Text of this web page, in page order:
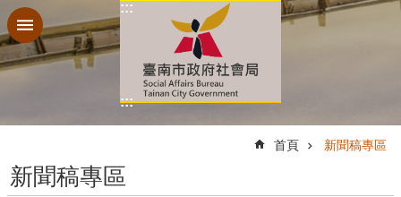
跳到主要內容區塊
:::
:::
首頁 新聞稿專區
新聞稿專區